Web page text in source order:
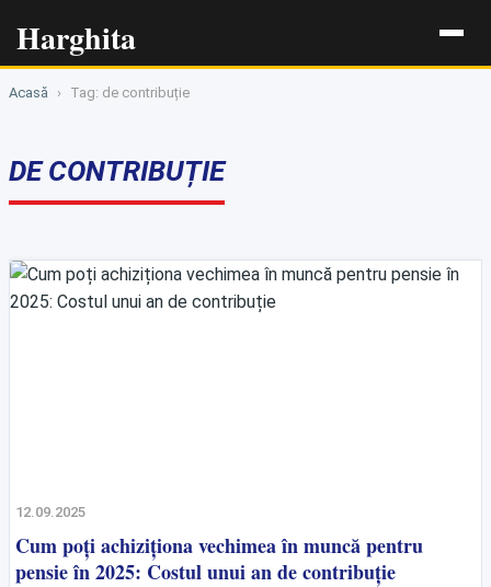
Harghita
Acasă › Tag: de contribuție
DE CONTRIBUȚIE
12.09.2025
Cum poți achiziționa vechimea în muncă pentru
pensie în 2025: Costul unui an de contribuție